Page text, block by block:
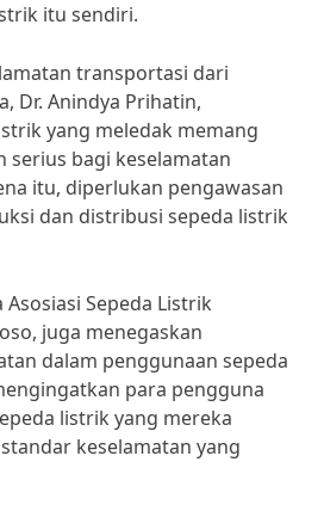
itu sendiri.
transportasi dari
Dr. Anindya Prihatin,
yang meledak memang
serius bagi keselamatan
itu, diperlukan pengawasan
dan distribusi sepeda listrik
Sepeda Listrik
juga menegaskan
dalam penggunaan sepeda
para pengguna
listrik yang mereka
keselamatan yang